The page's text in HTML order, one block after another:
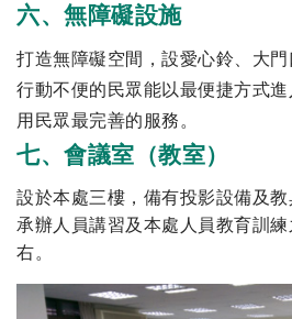
六、無障礙設施
打造無障礙空間，設愛心鈴、大
行動不便的民眾能以最便捷方式
用民眾最完善的服務。
七、會議室（教室）
設於本處三樓，備有投影設備及
承辦人員講習及本處人員教育訓
右。